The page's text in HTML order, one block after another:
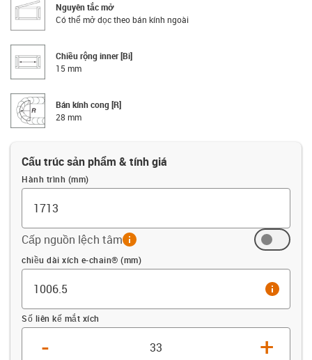
Nguyên tắc mở
Có thể mở dọc theo bán kính ngoài
Chiều rộng inner [Bi]
15 mm
Bán kính cong [R]
28 mm
Cấu trúc sản phẩm & tính giá
Hành trình (mm)
Cấp nguồn lệch tâminfo
Offset (mm)
chiều dài xích e-chain® (mm)
info
Số liên kế mắt xích
- +